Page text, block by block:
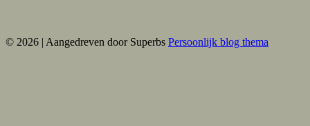
© 2026 | Aangedreven door Superbs Persoonlijk blog thema